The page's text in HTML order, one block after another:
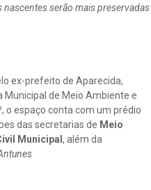
nascentes serão mais preservadas
ex-prefeito de Aparecida,
Municipal de Meio Ambiente e
o espaço conta com um prédio
das secretarias de Meio
Municipal , além da